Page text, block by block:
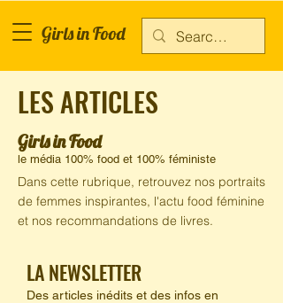
Girls in Food
LES ARTICLES
Girls in Food
le média 100% food et 100% féministe
Dans cette rubrique, retrouvez nos portraits
de femmes inspirantes, l'actu food féminine
et nos recommandations de livres.
LA NEWSLETTER
Des articles inédits et des infos en